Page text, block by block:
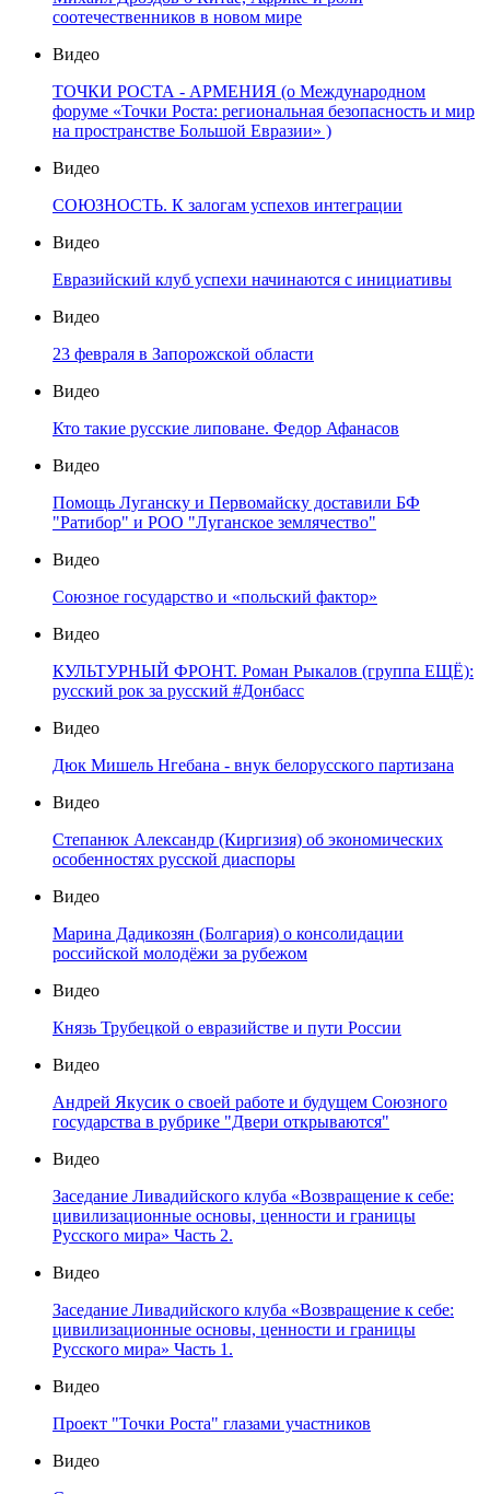
соотечественников в новом мире
Видео
ТОЧКИ РОСТА - АРМЕНИЯ (о Международном
форуме «Точки Роста: региональная безопасность и мир
на пространстве Большой Евразии» )
Видео
СОЮЗНОСТЬ. К залогам успехов интеграции
Видео
Евразийский клуб успехи начинаются с инициативы
Видео
23 февраля в Запорожской области
Видео
Кто такие русские липоване. Федор Афанасов
Видео
Помощь Луганску и Первомайску доставили БФ
"Ратибор" и РОО "Луганское землячество"
Видео
Союзное государство и «польский фактор»
Видео
КУЛЬТУРНЫЙ ФРОНТ. Роман Рыкалов (группа ЕЩЁ):
русский рок за русский #Донбасс
Видео
Дюк Мишель Нгебана - внук белорусского партизана
Видео
Степанюк Александр (Киргизия) об экономических
особенностях русской диаспоры
Видео
Марина Дадикозян (Болгария) о консолидации
российской молодёжи за рубежом
Видео
Князь Трубецкой о евразийстве и пути России
Видео
Андрей Якусик о своей работе и будущем Союзного
государства в рубрике "Двери открываются"
Видео
Заседание Ливадийского клуба «Возвращение к себе:
цивилизационные основы, ценности и границы
Русского мира» Часть 2.
Видео
Заседание Ливадийского клуба «Возвращение к себе:
цивилизационные основы, ценности и границы
Русского мира» Часть 1.
Видео
Проект "Точки Роста" глазами участников
Видео